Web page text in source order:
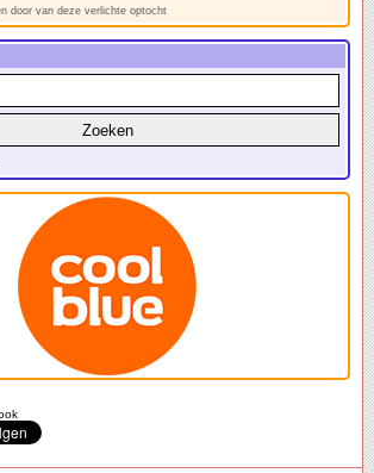
door van deze verlichte optocht